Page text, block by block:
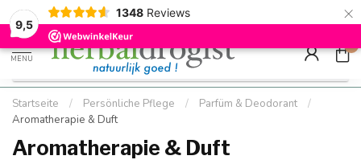
9,5
1348 Reviews ×
Kostenloser DE-Versand ab Mindestbestellwert |
Schnell geliefert
Minimum
Hızlı
MENU
0
Startseite / Persönliche Pflege / Parfüm & Deodorant
/
Aromatherapie & Duft
Aromatherapie & Duft